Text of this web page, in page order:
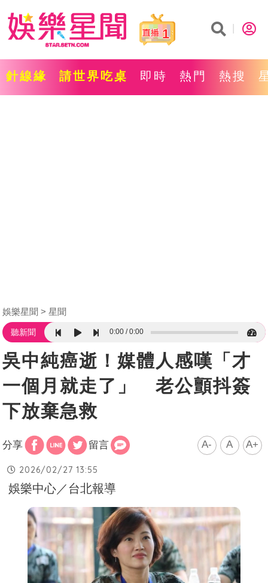
1
針線緣 請世界吃桌 即時 熱門 熱搜
娛樂星聞 星聞
聽新聞 0:00 0:00
吳中純癌逝！媒體人感嘆「才
一個月就走了」 老公顫抖簽
下放棄急救
分享 留言 A- A A+
2026/02/27 13:55
娛樂中心／台北報導